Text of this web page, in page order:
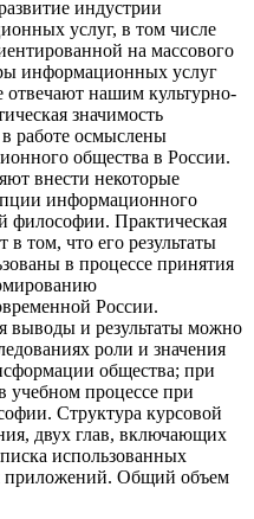
индустрии
услуг, в том числе
на массового
информационных услуг
нашим культурно-
значимость
работе осмыслены
общества в России.
внести некоторые
информационного
философии. Практическая
в том, что его результаты
в процессе принятия
России.
выводы и результаты можно
роли и значения
общества; при
учебном процессе при
Структура курсовой
двух глав, включающих
использованных
приложений. Общий объем